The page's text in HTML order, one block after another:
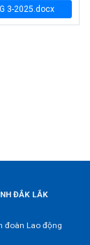
3-2025.docx
ĐẮK LẮK
đoàn Lao động